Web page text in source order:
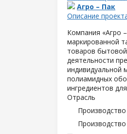
Агро – Пак
Описание
Компания «Агро
маркированной
товаров
деятельности
индивидуальной
полиамидных
ингредиентов
Отрасль